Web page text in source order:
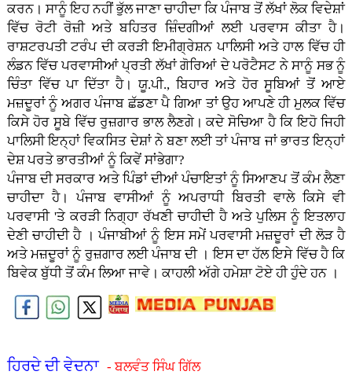
ਕਰਨ। ਸਾਨੂੰ ਇਹ ਨਹੀਂ ਭੁੱਲ ਜਾਣਾ ਚਾਹੀਦਾ ਕਿ ਪੰਜਾਬ ਤੋਂ ਲੱਖਾਂ ਲੋਕ ਵਿਦੇਸ਼ਾਂ
ਵਿੱਚ ਰੋਟੀ ਰੋਜ਼ੀ ਅਤੇ ਬਹਿਤਰ ਜ਼ਿੰਦਗੀਆਂ ਲਈ ਪਰਵਾਸ ਕੀਤਾ ਹੈ।
ਰਾਸ਼ਟਰਪਤੀ ਟਰੰਪ ਦੀ ਕਰੜੀ ਇਮੀਗ੍ਰੇਸ਼ਨ ਪਾਲਿਸੀ ਅਤੇ ਹਾਲ ਵਿੱਚ ਹੀ
ਲੰਡਨ ਵਿੱਚ ਪਰਵਾਸੀਆਂ ਪ੍ਰਤੀ ਲੱਖਾਂ ਗੋਰਿਆਂ ਦੇ ਪਰੋਟੈਸਟ ਨੇ ਸਾਨੂੰ ਸਭ ਨੂੰ
ਚਿੰਤਾ ਵਿੱਚ ਪਾ ਦਿੱਤਾ ਹੈ। ਯੂ.ਪੀ., ਬਿਹਾਰ ਅਤੇ ਹੋਰ ਸੂਬਿਆਂ ਤੋਂ ਆਏ
ਮਜ਼ਦੂਰਾਂ ਨੂੰ ਅਗਰ ਪੰਜਾਬ ਛੱਡਣਾ ਪੈ ਗਿਆ ਤਾਂ ਉਹ ਆਪਣੇ ਹੀ ਮੁਲਕ ਵਿੱਚ
ਕਿਸੇ ਹੋਰ ਸੂਬੇ ਵਿੱਚ ਰੁਜ਼ਗਾਰ ਭਾਲ ਲੈਣਗੇ। ਕਦੇ ਸੋਚਿਆ ਹੈ ਕਿ ਇਹੋ ਜਿਹੀ
ਪਾਲਿਸੀ ਇਨ੍ਹਾਂ ਵਿਕਸਿਤ ਦੇਸ਼ਾਂ ਨੇ ਬਣਾ ਲਈ ਤਾਂ ਪੰਜਾਬ ਜਾਂ ਭਾਰਤ ਇਨ੍ਹਾਂ
ਦੇਸ਼ ਪਰਤੇ ਭਾਰਤੀਆਂ ਨੂੰ ਕਿਵੇਂ ਸਾਂਭੇਗਾ?
ਪੰਜਾਬ ਦੀ ਸਰਕਾਰ ਅਤੇ ਪਿੰਡਾਂ ਦੀਆਂ ਪੰਚਾਇਤਾਂ ਨੂੰ ਸਿਆਣਪ ਤੋਂ ਕੰਮ ਲੈਣਾ
ਚਾਹੀਦਾ ਹੈ। ਪੰਜਾਬ ਵਾਸੀਆਂ ਨੂੰ ਅਪਰਾਧੀ ਬਿਰਤੀ ਵਾਲੇ ਕਿਸੇ ਵੀ
ਪਰਵਾਸੀ 'ਤੇ ਕਰੜੀ ਨਿਗ੍ਹਾ ਰੱਖਣੀ ਚਾਹੀਦੀ ਹੈ ਅਤੇ ਪੁਲਿਸ ਨੂੰ ਇਤਲਾਹ
ਦੇਣੀ ਚਾਹੀਦੀ ਹੈ । ਪੰਜਾਬੀਆਂ ਨੂੰ ਇਸ ਸਮੇਂ ਪਰਵਾਸੀ ਮਜ਼ਦੂਰਾਂ ਦੀ ਲੋੜ ਹੈ
ਅਤੇ ਮਜ਼ਦੂਰਾਂ ਨੂੰ ਰੁਜ਼ਗਾਰ ਲਈ ਪੰਜਾਬ ਦੀ । ਇਸ ਦਾ ਹੱਲ ਇਸੇ ਵਿੱਚ ਹੈ ਕਿ
ਬਿਵੇਕ ਬੁੱਧੀ ਤੋਂ ਕੰਮ ਲਿਆ ਜਾਵੇ। ਕਾਹਲੀ ਅੱਗੇ ਹਮੇਸ਼ਾ ਟੋਏ ਹੀ ਹੁੰਦੇ ਹਨ ।
ਹਿਰਦੇ ਦੀ ਵੇਦਨਾ - ਬਲਵੰਤ ਸਿੰਘ ਗਿੱਲ